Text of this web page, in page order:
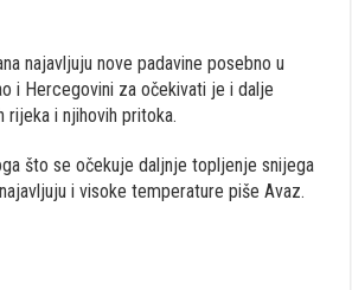
najavljuju nove padavine posebno u
i Hercegovini za očekivati je i dalje
rijeka i njihovih pritoka.
što se očekuje daljnje topljenje snijega
i visoke temperature piše Avaz.